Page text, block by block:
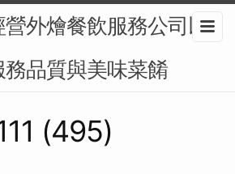
外燴餐飲服務公司以
品質與美味菜餚
(495)